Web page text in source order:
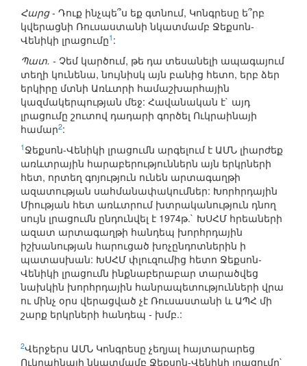
Հարց- Դուք ինչպե՞ս եք գտնում, Կոնգրեսը ե՞րբ
կվերացնի Ռուսաստանի նկատմամբ Ջեքսոն-
Վենիկի լրացումը1 :
Պատ. - Չեմ կարծում, թե դա տեսանելի ապագայում
տեղի կունենա, նույնիսկ այն բանից հետո, երբ ձեր
երկիրը մտնի Առևտրի համաշխարհային
կազմակերպության մեջ: Հավանական է` այդ
լրացումը շուտով դադարի գործել Ուկրաինայի
համար2:
1 Ջեքսոն-Վենիկի լրացումն արգելում է ԱՄՆ լիարժեք
առևտրային հարաբերություններն այն երկրների
հետ, որտեղ գոյություն ունեն արտագաղթի
ազատության սահմանափակումներ: Խորհրդային
Միության հետ առևտրում խտրականություն դնող
սույն լրացումն ընդունվել է 1974թ.` ԽՍՀՄ հրեաների
ազատ արտագաղթի հանդեպ խորհրդային
իշխանության հարուցած խոչընդոտներին ի
պատասխան: ԽՍՀՄ փլուզումից հետո Ջեքսոն-
Վենիկի լրացումն ինքնաբերաբար տարածվեց
նախկին խորհրդային հանրապետությունների վրա
ու մինչ օրս վերացված չէ Ռուսաստանի և ԱՊՀ մի
շարք երկրների հանդեպ - խմբ.:
2Վերջերս ԱՄՆ Կոնգրեսը չեղյալ հայտարարեց
Ուկրաինայի նկատմամբ Ջեքսոն-Վենիկի լրացումը`